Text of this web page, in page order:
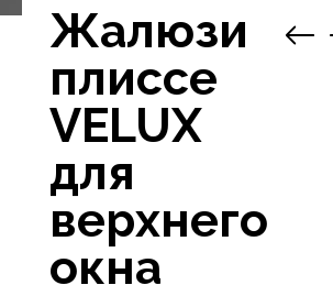
Жалюзи
плиссе
VELUX
для
верхнего
окна